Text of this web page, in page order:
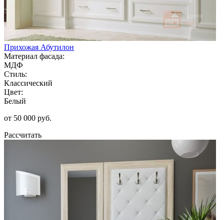
Прихожая Абутилон
Материал фасада:
МДФ
Стиль:
Классический
Цвет:
Белый
от 50 000 руб.
Рассчитать